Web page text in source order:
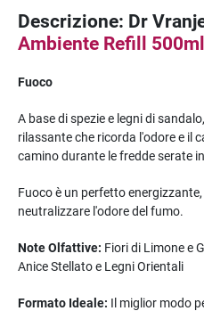
Descrizione: Dr
Ambiente Refill 500ml
Fuoco
A base di spezie e legni di
rilassante che ricorda l'odore e il
camino durante le fredde serate
Fuoco è un perfetto
neutralizzare l'odore del fumo.
Note Olfattive: Fiori di Limone e
Anice Stellato e Legni Orientali
Formato Ideale: Il miglior modo